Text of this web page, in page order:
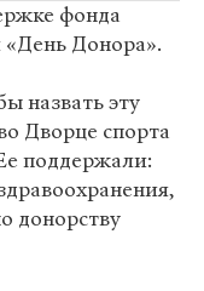
фонда
Донора».
назвать эту
Дворце спорта
поддержали:
донорству